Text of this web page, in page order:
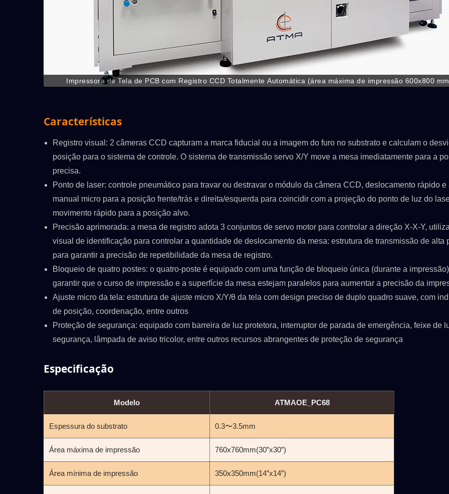
Impressora de Tela de PCB com Registro CCD Totalmente Automática (área máxima de impressão 600x800
Características
Registro visual: 2 câmeras CCD capturam a marca fiducial ou a imagem do furo no substrato e calculam o
posição para o sistema de controle. O sistema de transmissão servo X/Y move a mesa imediatamente para a
precisa.
Ponto de laser: controle pneumático para travar ou destravar o módulo da câmera CCD, deslocamento rápido e
manual micro para a posição frente/trás e direita/esquerda para coincidir com a projeção do ponto de luz do
movimento rápido para a posição alvo.
Precisão aprimorada: a mesa de registro adota 3 conjuntos de servo motor para controlar a direção X-X-Y,
visual de identificação para controlar a quantidade de deslocamento da mesa: estrutura de transmissão de alta
para garantir a precisão de repetibilidade da mesa de registro.
Bloqueio de quatro postes: o quatro-poste é equipado com uma função de bloqueio única (durante a
garantir que o curso de impressão e a superfície da mesa estejam paralelos para aumentar a precisão da
Ajuste micro da tela: estrutura de ajuste micro X/Y/θ da tela com design preciso de duplo quadro suave, com
de posição, coordenação, entre outros
Proteção de segurança: equipado com barreira de luz protetora, interruptor de parada de emergência, feixe de
segurança, lâmpada de aviso tricolor, entre outros recursos abrangentes de proteção de segurança
Especificação
Modelo ATMAOE_PC68
Espessura do substrato 0.3〜3.5mm
Área máxima de impressão 760x760mm(30”x30”)
Área mínima de impressão 350x350mm(14”x14”)
ATMAOE MF66(2) SPSLINE SL71 ATMALINA